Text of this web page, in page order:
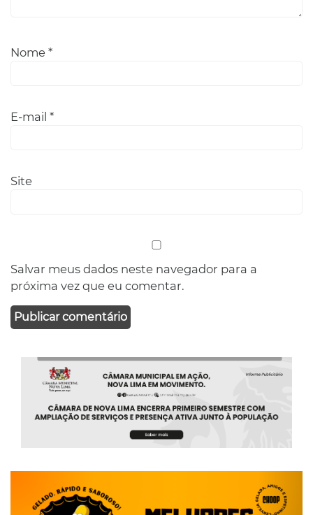
Nome *
E-mail *
Site
Salvar meus dados neste navegador para a
próxima vez que eu comentar.